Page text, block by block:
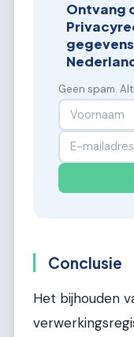
Ontvang
Geen spam.
Conclusie
Het bijhouden